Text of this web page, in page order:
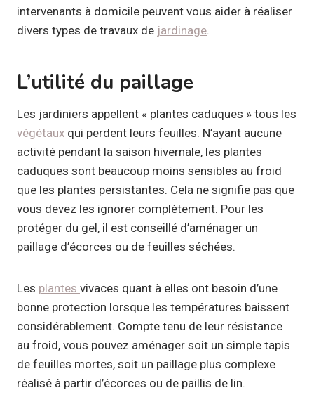
intervenants à domicile peuvent vous aider à réaliser
divers types de travaux de jardinage.
L’utilité du paillage
Les jardiniers appellent « plantes caduques » tous les
végétaux qui perdent leurs feuilles. N’ayant aucune
activité pendant la saison hivernale, les plantes
caduques sont beaucoup moins sensibles au froid
que les plantes persistantes. Cela ne signifie pas que
vous devez les ignorer complètement. Pour les
protéger du gel, il est conseillé d’aménager un
paillage d’écorces ou de feuilles séchées.
Les plantes vivaces quant à elles ont besoin d’une
bonne protection lorsque les températures baissent
considérablement. Compte tenu de leur résistance
au froid, vous pouvez aménager soit un simple tapis
de feuilles mortes, soit un paillage plus complexe
réalisé à partir d’écorces ou de paillis de lin.